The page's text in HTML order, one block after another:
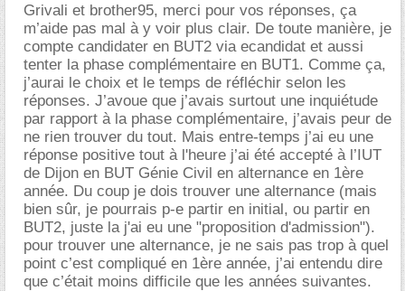
Grivali et brother95, merci pour vos réponses, ça
m’aide pas mal à y voir plus clair. De toute manière, je
compte candidater en BUT2 via ecandidat et aussi
tenter la phase complémentaire en BUT1. Comme ça,
j’aurai le choix et le temps de réfléchir selon les
réponses. J’avoue que j’avais surtout une inquiétude
par rapport à la phase complémentaire, j’avais peur de
ne rien trouver du tout. Mais entre-temps j’ai eu une
réponse positive tout à l'heure j’ai été accepté à l’IUT
de Dijon en BUT Génie Civil en alternance en 1ère
année. Du coup je dois trouver une alternance (mais
bien sûr, je pourrais p-e partir en initial, ou partir en
BUT2, juste la j'ai eu une "proposition d'admission").
pour trouver une alternance, je ne sais pas trop à quel
point c’est compliqué en 1ère année, j’ai entendu dire
que c’était moins difficile que les années suivantes.